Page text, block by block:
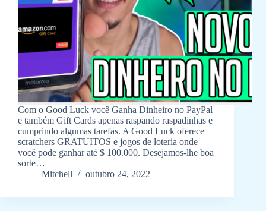
Com o Good Luck você Ganha Dinheiro no PayPal
e também Gift Cards apenas raspando raspadinhas e
cumprindo algumas tarefas. A Good Luck oferece
scratchers GRATUITOS e jogos de loteria onde
você pode ganhar até $ 100.000. Desejamos-lhe boa
sorte…
Mitchell
outubro 24, 2022